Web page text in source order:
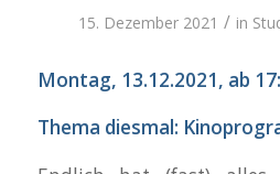
15. Dezember 2021 / in
Montag, 13.12.2021, ab
Thema diesmal: